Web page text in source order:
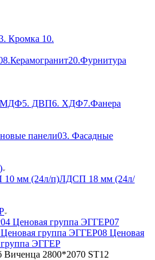
Кромка 10.
20.Фурнитура
5. ДВП6. ХДФ7.Фанера
панели03. Фасадные
мм (24л/п)ЛДСП 18 мм (24л/
04 Ценовая группа ЭГГЕР07
группа ЭГГЕР08 Ценовая
ЭГГЕР
2800*2070 ST12